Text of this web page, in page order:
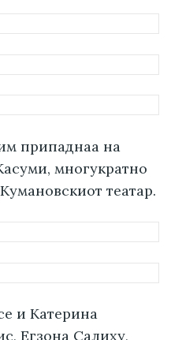
припаднаа на
многукратно
театар.
и Катерина
Егзона Салиху,